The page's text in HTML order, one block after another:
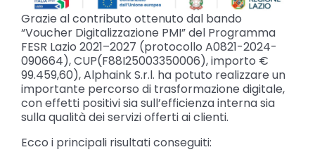
Grazie al contributo ottenuto dal bando
“Voucher Digitalizzazione PMI” del Programma
FESR Lazio 2021–2027 (protocollo A0821-2024-
090664), CUP(F88I25003350006), importo €
99.459,60), Alphaink S.r.l. ha potuto realizzare un
importante percorso di trasformazione digitale,
con effetti positivi sia sull’efficienza interna sia
sulla qualità dei servizi offerti ai clienti.
Ecco i principali risultati conseguiti: